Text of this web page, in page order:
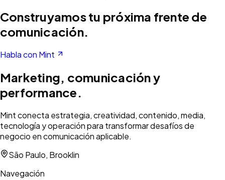
Construyamos tu próxima frente de
comunicación.
Habla con Mint
Marketing, comunicación y
performance.
Mint conecta estrategia, creatividad, contenido, media,
tecnología y operación para transformar desafíos de
negocio en comunicación aplicable.
São Paulo, Brooklin
Navegación